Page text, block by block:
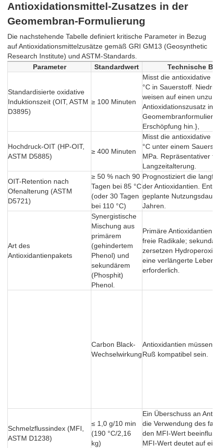
Antioxidationsmittel-Zusatzes in der
Geomembran-Formulierung
Die nachstehende Tabelle definiert kritische Parameter in Bezug
auf Antioxidationsmittelzusätze gemäß GRI GM13 (Geosynthetic
Research Institute) und ASTM-Standards.
Parameter
Standardwert Technische
Standardisierte oxidative
Induktionszeit (OIT, ASTM
D3895)
≥ 100 Minuten
Misst die antioxidative
°C in Sauerstoff.
weisen auf einen
Antioxidationszusatz in
Erschöpfung hin.},
Hochdruck-OIT (HP-OIT,
ASTM D5885)
≥ 400 Minuten
Misst die antioxidative
°C unter einem
MPa. Repräsentativer
Langzeitalterung.
OIT-Retention nach
Ofenalterung (ASTM
D5721)
≥ 50 % nach 90
Tagen bei 85 °C
(oder 30 Tagen
bei 110 °C)
Prognostiziert die
der Antioxidantien.
geplante
Jahren.
Art des
Antioxidantienpakets
Synergistische
Mischung aus
primärem
(gehindertem
Phenol) und
sekundärem
(Phosphit)
Phenol.
Primäre Antioxidantien
freie Radikale;
zersetzen
eine verlängerte
erforderlich.
Carbon Black-
Wechselwirkung
Antioxidantien müssen
Ruß kompatibel sein.
Schmelzflussindex (MFI,
ASTM D1238)
≤ 1,0 g/10 min
(190 °C/2,16
kg)
Ein Überschuss an
die Verwendung des
den MFI-Wert
MFI-Wert deutet auf